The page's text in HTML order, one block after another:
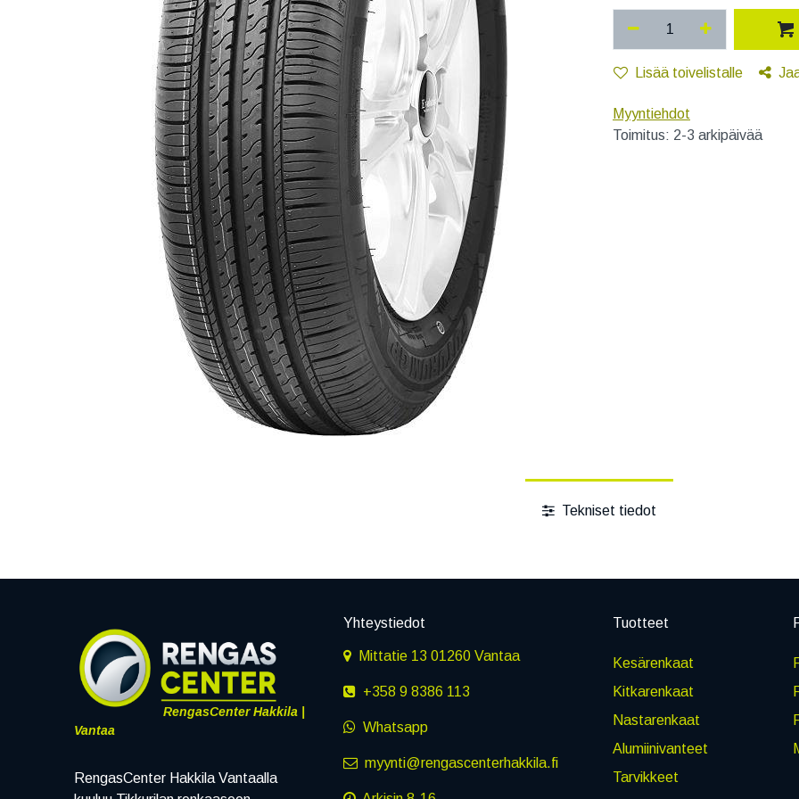
Lisää toivelistalle
Myyntiehdot
Toimitus: 2-3 arkipäivää
Tekniset tiedot
RengasCenter Hakkila |
Vantaa
RengasCenter Hakkila Vantaalla
Yhteystiedot
Mittatie 13 01260 Vantaa
+358 9 8386 113
Whatsapp
myynti@rengascenterhakkila.fi
Tuotteet
Kesärenkaat
Kitkarenkaat
Nastarenkaat
Alumiinivanteet
Tarvikkeet